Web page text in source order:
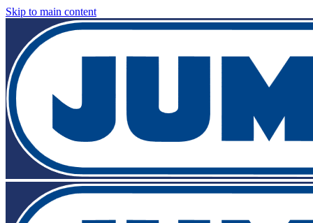
Skip to main content